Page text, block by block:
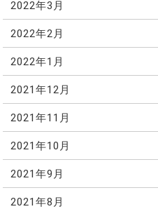
2022年3月
2022年2月
2022年1月
2021年12月
2021年11月
2021年10月
2021年9月
2021年8月